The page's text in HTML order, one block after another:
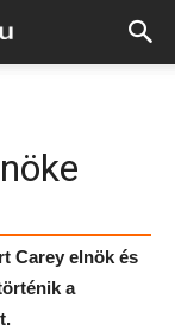
Carey elnök és
a